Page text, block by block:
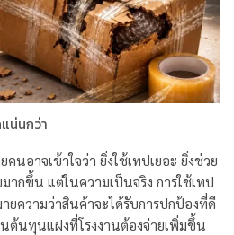
น่นกว่า
าจเข้าใจว่า ยิ่งใช้เทปเยอะ ยิ่งช่วย
ากขึ้น แต่ในความเป็นจริง การใช้เทป
ยความว่าสินค้าจะได้รับการปกป้องที่ดี
นต้นทุนแฝงที่โรงงานต้องจ่ายเพิ่มขึ้น